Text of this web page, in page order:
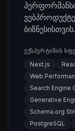
ბიზნესისთვის.
ᲔᲥᲡᲞᲔᲠᲢᲘᲖᲘᲡ
Next.js
Web
Search Engine
Generative
Schema.org
PostgreSQL